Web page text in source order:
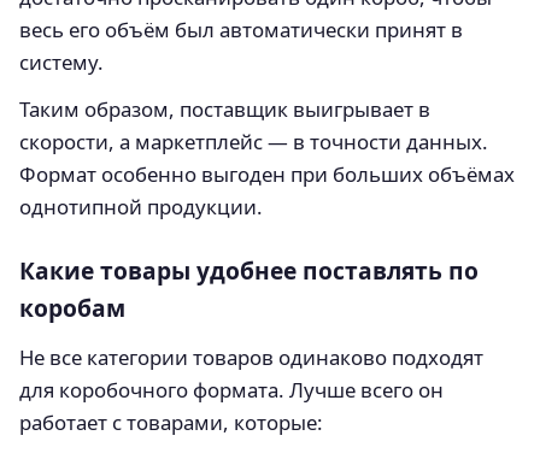
весь его объём был автоматически принят в
систему.
Таким образом, поставщик выигрывает в
скорости, а маркетплейс — в точности данных.
Формат особенно выгоден при больших объёмах
однотипной продукции.
Какие товары удобнее поставлять по
коробам
Не все категории товаров одинаково подходят
для коробочного формата. Лучше всего он
работает с товарами, которые: